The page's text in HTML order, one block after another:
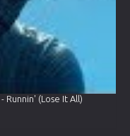
Runnin' (Lose It All)